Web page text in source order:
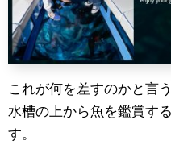
これが何を差すのかと言
水槽の上から魚を鑑賞す
す。